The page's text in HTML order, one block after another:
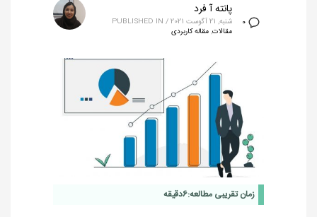
0
پانته آ فرد
شنبه, 21 آگوست 2021 /
PUBLISHED IN
مقالات, مقاله کاربردی
زمان تقریبی مطالعه:6دقیقه